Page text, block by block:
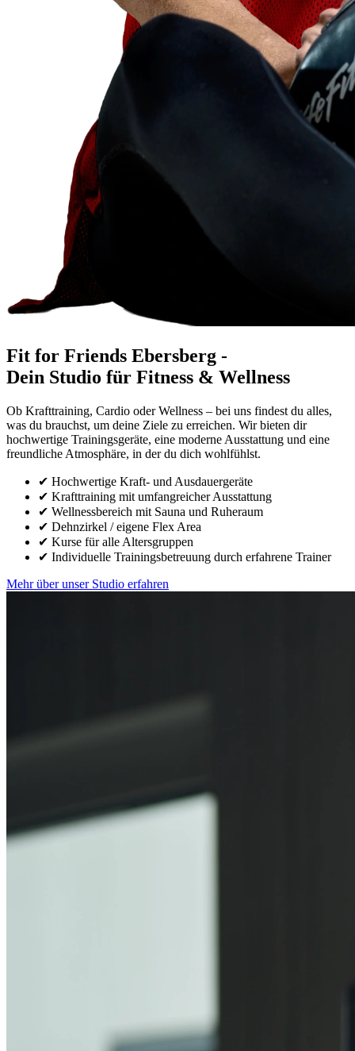
Fit for Friends Ebersberg -
Dein Studio für Fitness & Wellness
Ob Krafttraining, Cardio oder Wellness – bei uns findest du alles,
was du brauchst, um deine Ziele zu erreichen. Wir bieten dir
hochwertige Trainingsgeräte, eine moderne Ausstattung und eine
freundliche Atmosphäre, in der du dich wohlfühlst.
✔ Hochwertige Kraft- und Ausdauergeräte
✔ Krafttraining mit umfangreicher Ausstattung
✔ Wellnessbereich mit Sauna und Ruheraum
✔ Dehnzirkel / eigene Flex Area
✔ Kurse für alle Altersgruppen
✔ Individuelle Trainingsbetreuung durch erfahrene Trainer
Mehr über unser Studio erfahren